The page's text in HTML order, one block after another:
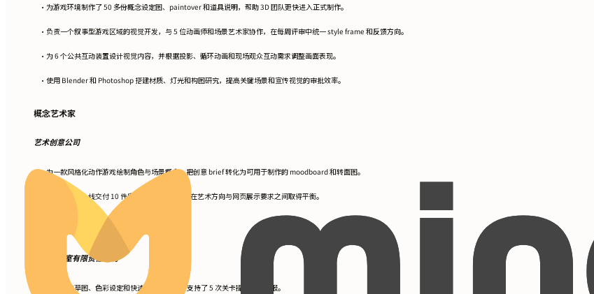
• 为游戏环境制作了 50 多份概念设定图、paintover 和道具说明，帮助 3D 团队更快进入正式制作。
• 负责一个叙事型游戏区域的视觉开发，与 5 位动画师和场景艺术家协作，在每周评审中统一 style frame 和反馈方向。
• 为 6 个公共互动装置设计视觉内容，并根据投影、循环动画和现场观众互动需求调整画面表现。
• 使用 Blender 和 Photoshop 搭建材质、灯光和构图研究，提高关键场景和宣传视觉的审批效率。
概念艺术家
艺术创意公司
•为一款风格化动作游戏绘制角色与场景概念，把创意 brief 转化为可用于制作的 moodboard 和转面图。
为虚拟画廊上线交付 10 件完成度较高的作品，在艺术方向与网页展示要求之间取得平衡。
创意工作室有限责任公司
通过资产草图、色彩设定和快速 3D blockout 支持了 5 次关卡提案内部汇报。